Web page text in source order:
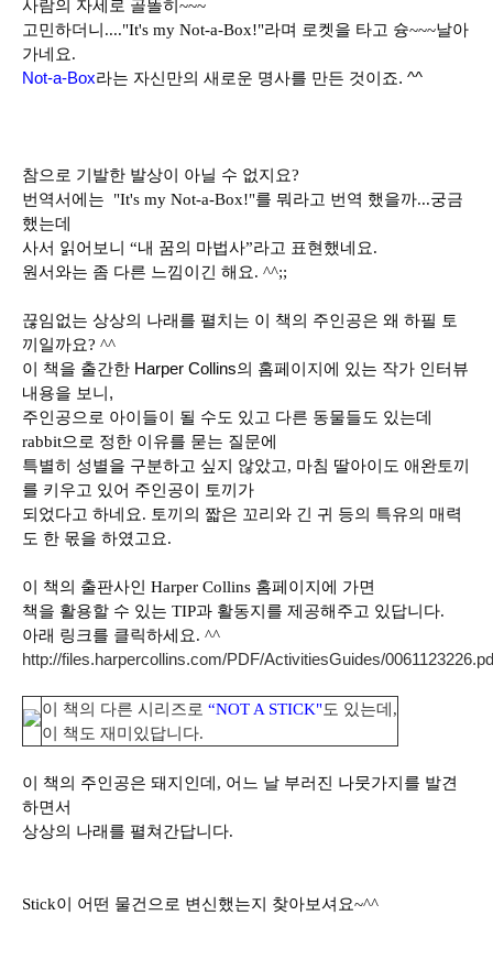
사람의 자세로 골똘히~~~
고민하더니...."It's my Not-a-Box!"라며 로켓을 타고 슝~~~날아
가네요.
Not-a-Box라는 자신만의 새로운 명사를 만든 것이죠. ^^
참으로 기발한 발상이 아닐 수 없지요?
번역서에는 "It's my Not-a-Box!"를 뭐라고 번역 했을까...궁금
했는데
사서 읽어보니 “내 꿈의 마법사”라고 표현했네요.
원서와는 좀 다른 느낌이긴 해요. ^^;;
끊임없는 상상의 나래를 펼치는 이 책의 주인공은 왜 하필 토
끼일까요? ^^
이 책을 출간한 Harper Collins의 홈페이지에 있는 작가 인터뷰
내용을 보니,
주인공으로 아이들이 될 수도 있고 다른 동물들도 있는데
rabbit으로 정한 이유를 묻는 질문에
특별히 성별을 구분하고 싶지 않았고, 마침 딸아이도 애완토끼
를 키우고 있어 주인공이 토끼가
되었다고 하네요. 토끼의 짧은 꼬리와 긴 귀 등의 특유의 매력
도 한 몫을 하였고요.
이 책의 출판사인 Harper Collins 홈페이지에 가면
책을 활용할 수 있는 TIP과 활동지를 제공해주고 있답니다.
아래 링크를 클릭하세요. ^^
http://files.harpercollins.com/PDF/ActivitiesGuides/
이 책의 다른 시리즈로 “NOT A STICK"도 있는데,
이 책도 재미있답니다.
이 책의 주인공은 돼지인데, 어느 날 부러진 나뭇가지를 발견
하면서
상상의 나래를 펼쳐간답니다.
Stick이 어떤 물건으로 변신했는지 찾아보셔요~^^